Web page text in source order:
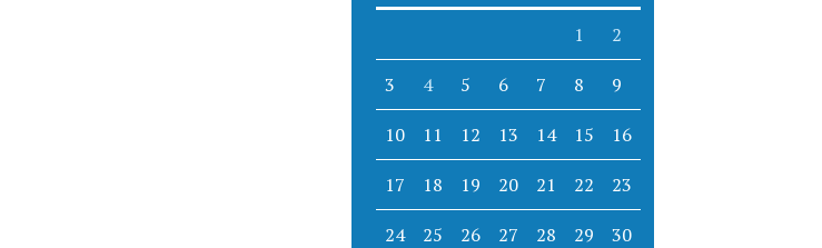
1 2
3 4 5 6 7 8 9
10 11 12 13 14 15 16
17 18 19 20 21 22 23
24 25 26 27 28 29 30